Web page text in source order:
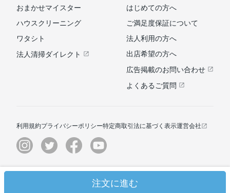
注文に進む
おまかせマイスター
ハウスクリーニング
ワタシト
法人清掃ダイレクト
はじめての方へ
ご満足度保証について
法人利用の方へ
出店希望の方へ
広告掲載のお問い合わせ
よくあるご質問
利用規約プライバシーポリシー特定商取引法に基づく表示運営会社
© ユアマイスター株式会社